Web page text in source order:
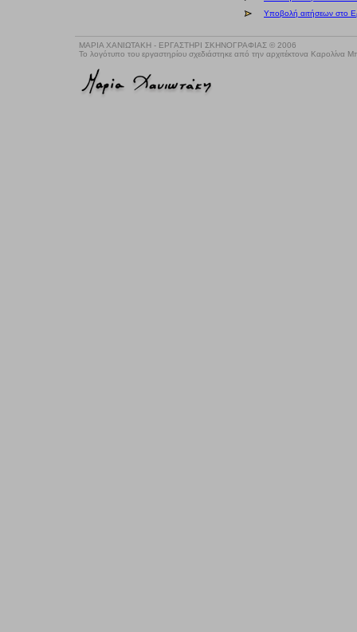
Υποβολή αιτήσεων στο
ΜΑΡΙΑ ΧΑΝΙΩΤΑΚΗ - ΕΡΓΑΣΤΗΡΙ ΣΚΗΝΟΓΡΑΦΙΑΣ © 2006
Το λογότυπο του εργαστηρίου σχεδιάστηκε από την αρχιτέκτονα Καρολίνα